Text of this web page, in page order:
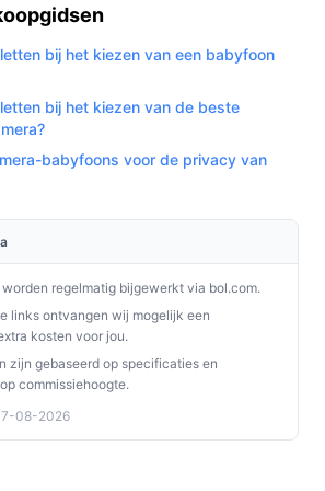
je lokaal wilt werken zonder Wi‑Fi of
afstand; lees de stappen voor
de handleiding.
en
voor extra camera’s
wensen (de camera is uitbreidbaar
wordt niet altijd meegeleverd).
in mensentaal
beelden dan standaard HD —
te zien op het 4,5" scherm.
compact monitorformaat; makkelijk
bij het kiezen van een babyfoon
bij het kiezen van de beste
babyfoons voor de privacy van
regelmatig bijgewerkt via bol.com.
links ontvangen wij mogelijk een
kosten voor jou.
zijn gebaseerd op specificaties en
commissiehoogte.
08-2026